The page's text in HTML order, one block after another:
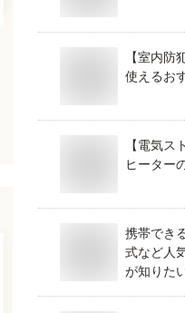
【室内防
使えるお
【電気ス
ヒーター
携帯でき
式など人
が知りた